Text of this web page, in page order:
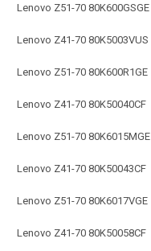
Lenovo Z51-70 80K600GSGE
Lenovo Z41-70 80K5003VUS
Lenovo Z51-70 80K600R1GE
Lenovo Z41-70 80K50040CF
Lenovo Z51-70 80K6015MGE
Lenovo Z41-70 80K50043CF
Lenovo Z51-70 80K6017VGE
Lenovo Z41-70 80K50058CF